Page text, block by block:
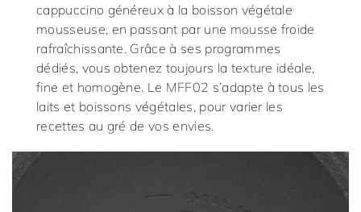
cappuccino généreux à la boisson végétale
mousseuse, en passant par une mousse froide
rafraîchissante. Grâce à ses programmes
dédiés, vous obtenez toujours la texture idéale,
fine et homogène. Le MFF02 s’adapte à tous les
laits et boissons végétales, pour varier les
recettes au gré de vos envies.